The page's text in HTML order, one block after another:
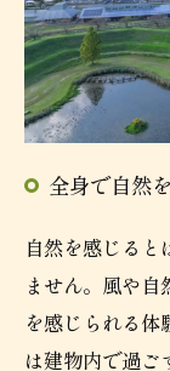
全身で自然
自然を感じると
ません。風や
を感じられる
は建物内で過ご